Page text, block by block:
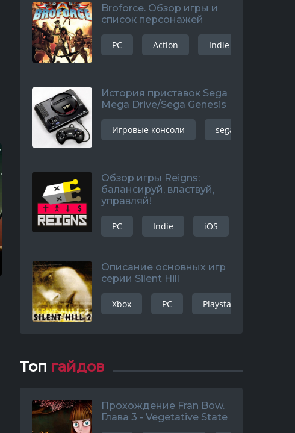
Broforce. Обзор игры и
список персонажей
PC Action Indie
История приставок Sega
Mega Drive/Sega Genesis
Игровые консоли sega mega drive
Обзор игры Reigns:
балансируй, властвуй,
управляй!
PC Indie iOS
Описание основных игр
серии Silent Hill
Xbox PC Playstation 3
Топ гайдов
Прохождение Fran Bow.
Глава 3 - Vegetative State